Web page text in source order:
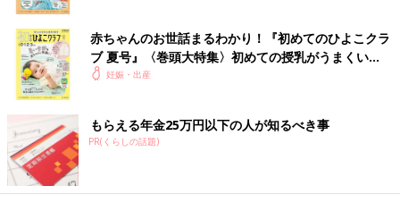
赤ちゃんのお世話まるわかり！『初めてのひよこクラ
ブ 夏号』〈巻頭大特集〉初めての授乳がうまくい
く！ おっぱい・ミルクの基本と夏のトラブル 解決テ
妊娠・出産
もらえる年金25万円以下の人が知るべき事
PR(くらしの話題)